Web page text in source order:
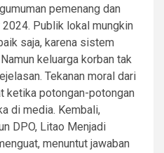
pemenang dan
Publik lokal mungkin
saja, karena sistem
keluarga korban tak
Tekanan moral dari
ketika potongan-potongan
di media. Kembali,
DPO, Litao Menjadi
menuntut jawaban